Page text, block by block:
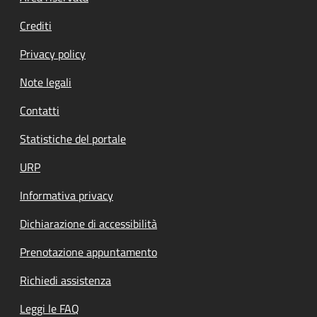
Crediti
Privacy policy
Note legali
Contatti
Statistiche del portale
URP
Informativa privacy
Dichiarazione di accessibilità
Prenotazione appuntamento
Richiedi assistenza
Leggi le FAQ